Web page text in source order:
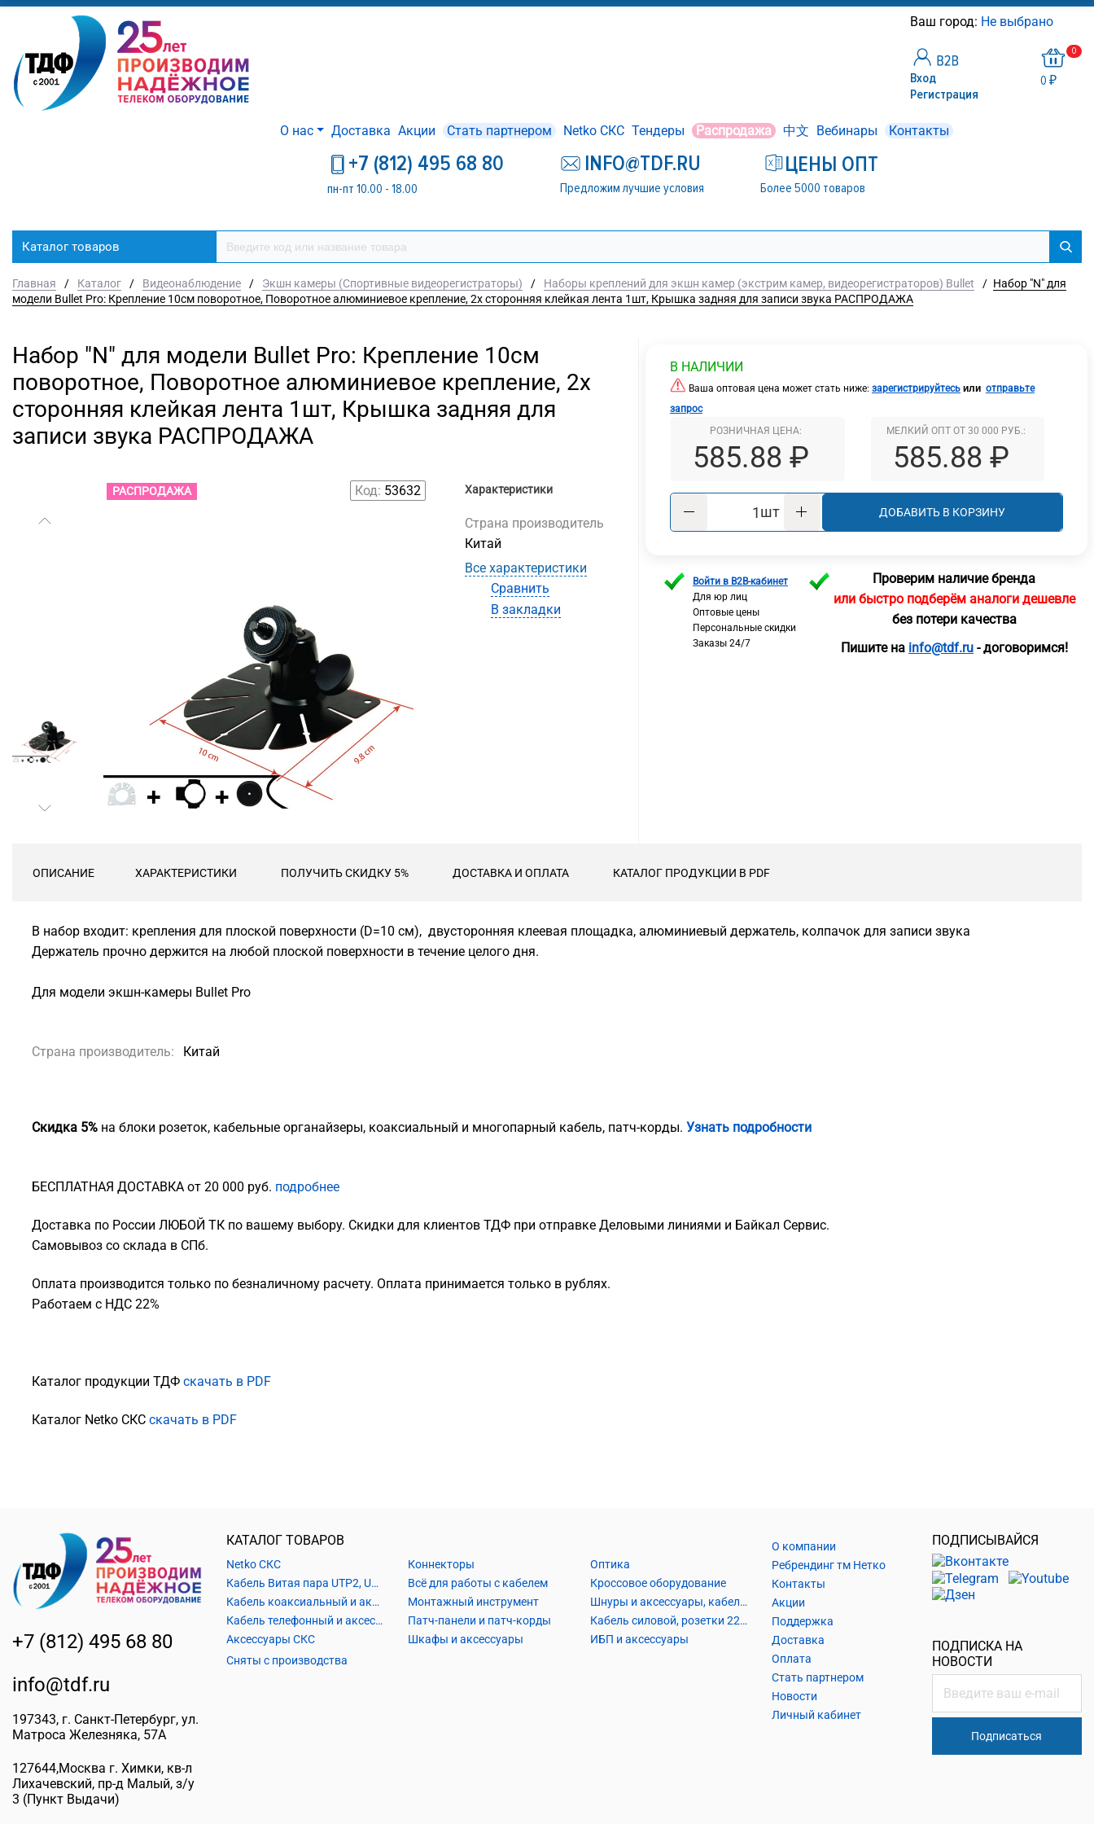
Ваш город: Не выбрано
Вход
Регистрация
0
0 ₽
О нас Доставка Акции Стать партнером Netko СКС Тендеры Распродажа 中文 Вебинары Контакты
+7 (812) 495 68 80
пн-пт 10.00 - 18.00
INFO@TDF.RU
Предложим лучшие условия
ЦЕНЫ ОПТ
Более 5000 товаров
Каталог товаров
Главная / Каталог / Видеонаблюдение / Экшн камеры (Спортивные видеорегистраторы) / Наборы креплений для экшн камер (экстрим камер, видеорегистраторов) Bullet / Набор "N" для
модели Bullet Pro: Крепление 10см поворотное, Поворотное алюминиевое крепление, 2х сторонняя клейкая лента 1шт, Крышка задняя для записи звука РАСПРОДАЖА
Набор "N" для модели Bullet Pro: Крепление 10см
поворотное, Поворотное алюминиевое крепление, 2х
сторонняя клейкая лента 1шт, Крышка задняя для
записи звука РАСПРОДАЖА
РАСПРОДАЖА Код: 53632 Характеристики
Страна производитель
Китай
Все характеристики
Сравнить
В закладки
В НАЛИЧИИ
Ваша оптовая цена может стать ниже: зарегистрируйтесь или отправьте
запрос
РОЗНИЧНАЯ ЦЕНА:
585.88 ₽
МЕЛКИЙ ОПТ ОТ 30 000 РУБ.:
585.88 ₽
шт ДОБАВИТЬ В КОРЗИНУ
Войти в B2B-кабинет
Для юр лиц
Оптовые цены
Персональные скидки
Заказы 24/7
Проверим наличие бренда
или быстро подберём аналоги дешевле
без потери качества
Пишите на info@tdf.ru- договоримся!
ОПИСАНИЕ ХАРАКТЕРИСТИКИ ПОЛУЧИТЬ СКИДКУ 5% ДОСТАВКА И ОПЛАТА КАТАЛОГ ПРОДУКЦИИ В PDF
В набор входит: крепления для плоской поверхности (D=10 см), двусторонняя клеевая площадка, алюминиевый держатель, колпачок для записи звука
Держатель прочно держится на любой плоской поверхности в течение целого дня.
Для модели экшн-камеры Bullet Pro
Страна производитель: Китай
Скидка 5% на блоки розеток, кабельные органайзеры, коаксиальный и многопарный кабель, патч-корды. Узнать подробности
БЕСПЛАТНАЯ ДОСТАВКА от 20 000 руб. подробнее
Доставка по России ЛЮБОЙ ТК по вашему выбору. Скидки для клиентов ТДФ при отправке Деловыми линиями и Байкал Сервис.
Самовывоз со склада в СПб.
Оплата производится только по безналичному расчету. Оплата принимается только в рублях.
Работаем с НДС 22%
Каталог продукции ТДФ скачать в PDF
Каталог Netko СКС скачать в PDF
+7 (812) 495 68 80
info@tdf.ru
197343, г. Санкт-Петербург, ул.
Матроса Железняка, 57A
127644,Москва г. Химки, кв-л
Лихачевский, пр-д Малый, з/у
3 (Пункт Выдачи)
КАТАЛОГ ТОВАРОВ
Netko СКС
Кабель Витая пара UTP2, UTP4, FTP2, FTP4
Кабель коаксиальный и аксессуары
Кабель телефонный и аксессуары
Аксессуары СКС
Коннекторы
Всё для работы с кабелем
Монтажный инструмент
Патч-панели и патч-корды
Шкафы и аксессуары
Оптика
Кроссовое оборудование
Шнуры и аксессуары, кабельные наконечники
Кабель силовой, розетки 220В, выключатели 220В, сетевые фильтры
ИБП и аксессуары
Сняты с производства
О компании
Ребрендинг тм Нетко
Контакты
Акции
Поддержка
Доставка
Оплата
Стать партнером
Новости
Личный кабинет
ПОДПИСЫВАЙСЯ
ПОДПИСКА НА
НОВОСТИ
Подписаться